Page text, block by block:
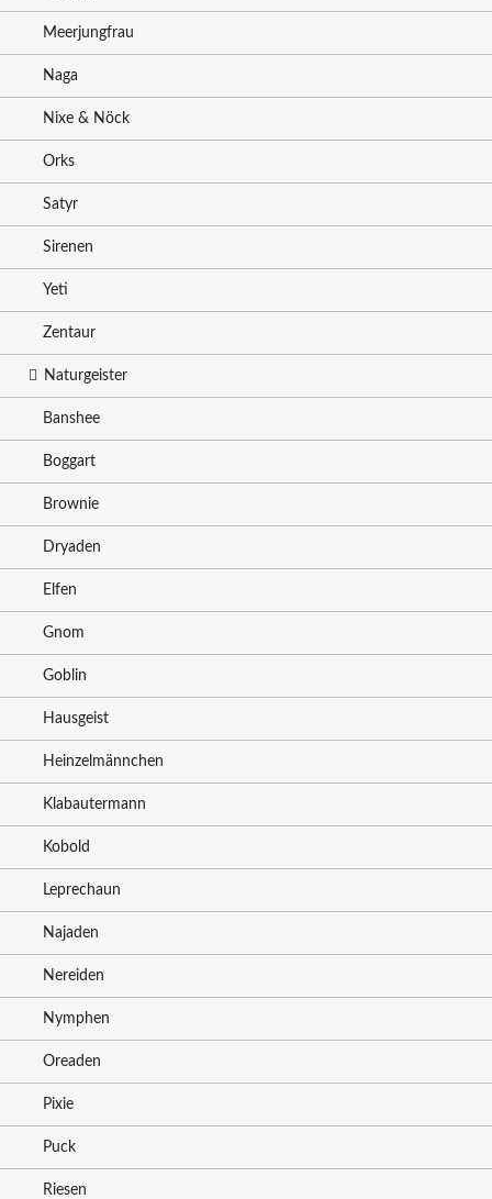
Meerjungfrau
Naga
Nixe & Nöck
Orks
Satyr
Sirenen
Yeti
Zentaur
Naturgeister
Banshee
Boggart
Brownie
Dryaden
Elfen
Gnom
Goblin
Hausgeist
Heinzelmännchen
Klabautermann
Kobold
Leprechaun
Najaden
Nereiden
Nymphen
Oreaden
Pixie
Puck
Riesen